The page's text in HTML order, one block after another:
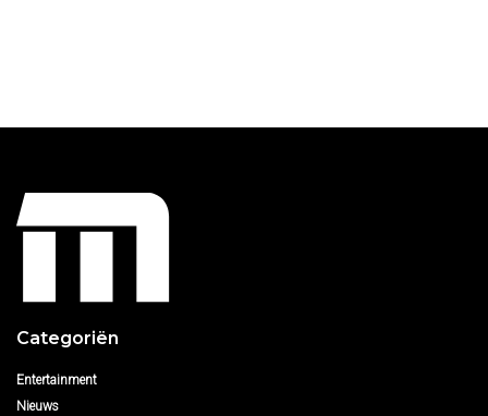
Categoriën
Entertainment
Nieuws